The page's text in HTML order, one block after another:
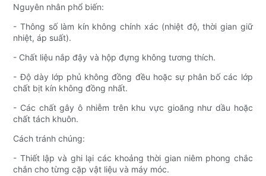
Nguyên nhân phổ biến:
- Thông số làm kín không chính xác (nhiệt độ, thời gian giữ
nhiệt, áp suất).
- Chất liệu nắp đậy và hộp đựng không tương thích.
- Độ dày lớp phủ không đồng đều hoặc sự phân bố các lớp
chất bịt kín không đồng nhất.
- Các chất gây ô nhiễm trên khu vực gioăng như dầu hoặc
chất tách khuôn.
Cách tránh chúng:
- Thiết lập và ghi lại các khoảng thời gian niêm phong chắc
chắn cho từng cặp vật liệu và máy móc.